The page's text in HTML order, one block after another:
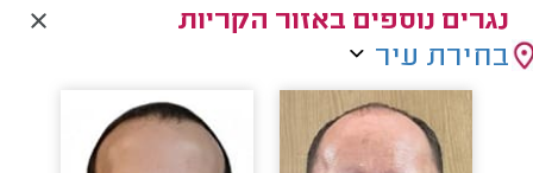
נגרים נוספים באזור הקריות
בחירת עיר